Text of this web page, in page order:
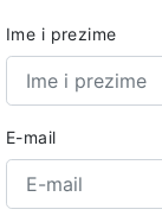
Ime i prezime
E-mail